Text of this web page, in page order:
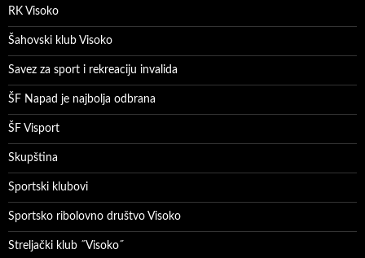
RK Visoko
Šahovski klub Visoko
Savez za sport i rekreaciju invalida
ŠF Napad je najbolja odbrana
ŠF Visport
Skupština
Sportski klubovi
Sportsko ribolovno društvo Visoko
Streljački klub ˝Visoko˝